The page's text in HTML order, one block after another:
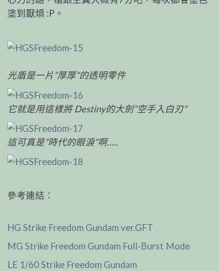
塗到厭煩 :P。
光盾是一片”厚厚”的透明零件
它就是用這樣將 Destiny的大劍”空手入白刃”
這可真是”時代的眼淚”啊…..
參考連結：
HG Strike Freedom Gundam ver.GFT
MG Strike Freedom Gundam Full-Burst Mode
LE 1/60 Strike Freedom Gundam